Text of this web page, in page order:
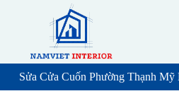
t
c
Sửa Cửa Cuốn Phường Thạnh